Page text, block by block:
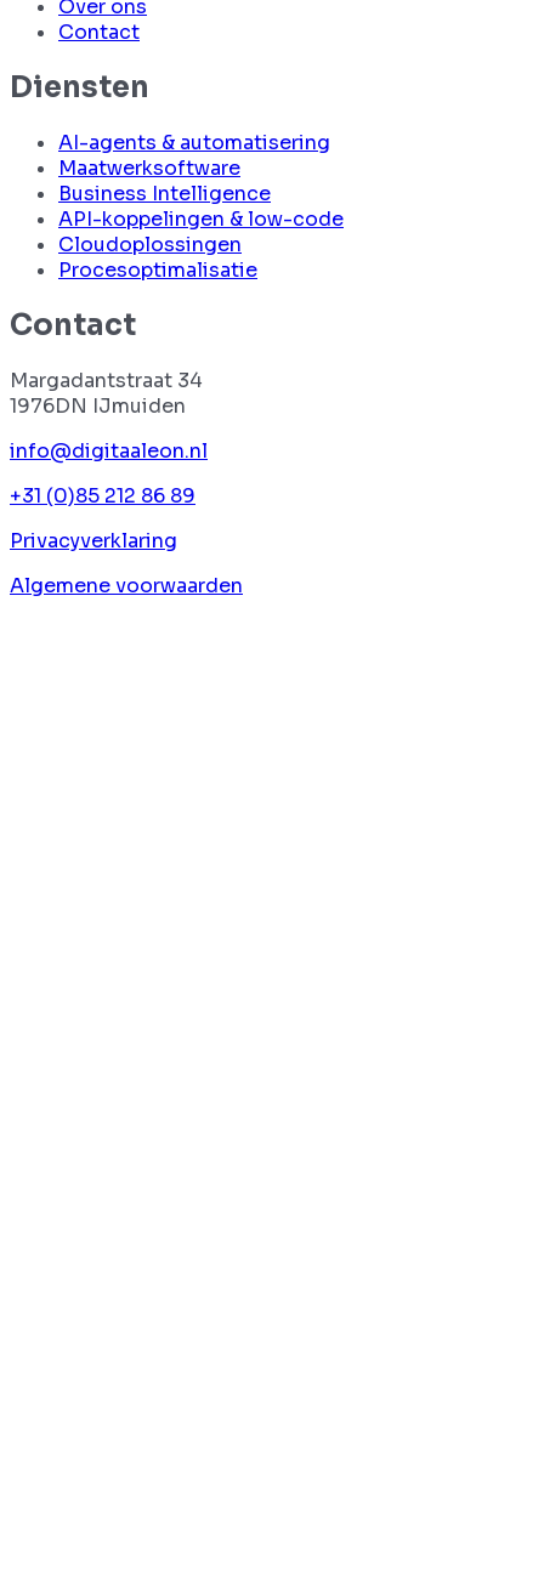
Over ons
Contact
Diensten
AI-agents & automatisering
Maatwerksoftware
Business Intelligence
API-koppelingen & low-code
Cloudoplossingen
Procesoptimalisatie
Contact
Margadantstraat 34
1976DN IJmuiden
info@digitaaleon.nl
+31 (0)85 212 86 89
Privacyverklaring
Algemene voorwaarden